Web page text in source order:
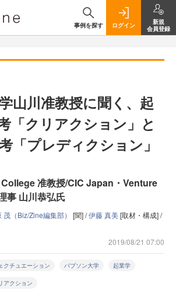
事例を探す ログイン
新規
会員登録
山川准教授に聞く、起
「クリアクション」と
「プレディクション」
准教授/CIC Japan・Venture
事 山川恭弘氏
茂（Biz/Zine編集部） [聞] /伊藤 真美[取材・構成] /
2019/08/21 07:00
クチュエーション バブソン大学 起業学
アクション